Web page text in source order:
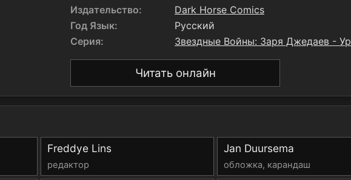
Издательство:
Dark Horse Comics
Год Язык:
Русский
Серия:
Звездные Войны: Заря Джедаев -
Читать онлайн
Freddye Lins
редактор
Jan Duursema
обложка, карандаш